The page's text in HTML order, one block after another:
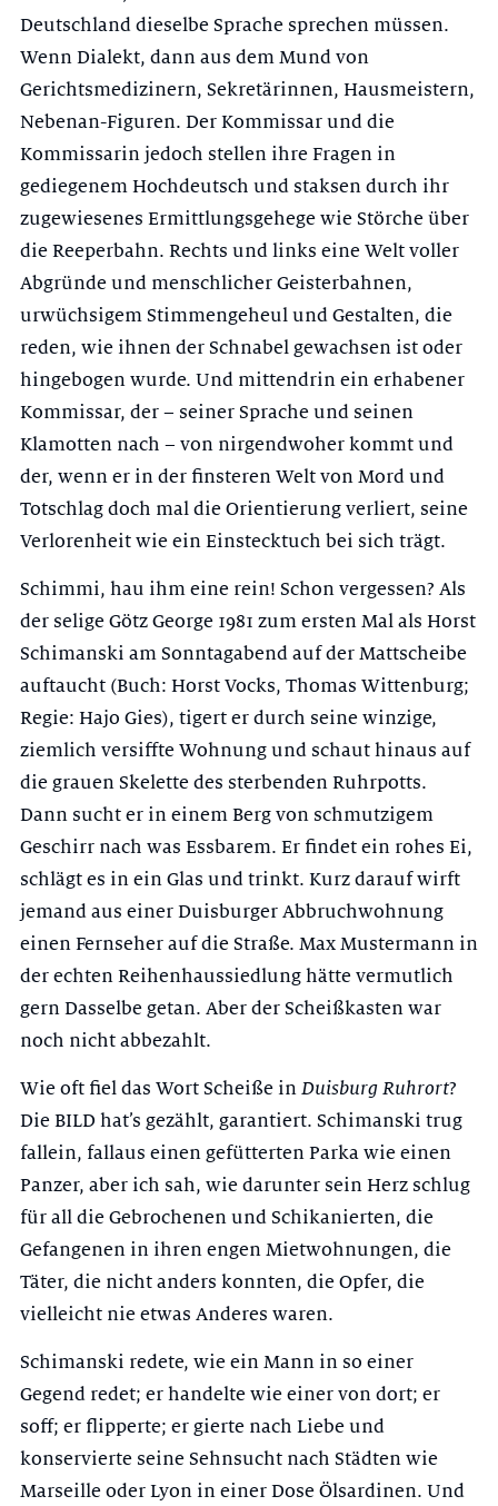
Deutschland dieselbe Sprache sprechen müssen.
Wenn Dialekt, dann aus dem Mund von
Gerichtsmedizinern, Sekretärinnen, Hausmeistern,
Nebenan-Figuren. Der Kommissar und die
Kommissarin jedoch stellen ihre Fragen in
gediegenem Hochdeutsch und staksen durch ihr
zugewiesenes Ermittlungsgehege wie Störche über
die Reeperbahn. Rechts und links eine Welt voller
Abgründe und menschlicher Geisterbahnen,
urwüchsigem Stimmengeheul und Gestalten, die
reden, wie ihnen der Schnabel gewachsen ist oder
hingebogen wurde. Und mittendrin ein erhabener
Kommissar, der – seiner Sprache und seinen
Klamotten nach – von nirgendwoher kommt und
der, wenn er in der finsteren Welt von Mord und
Totschlag doch mal die Orientierung verliert, seine
Verlorenheit wie ein Einstecktuch bei sich trägt.
Schimmi, hau ihm eine rein! Schon vergessen? Als
der selige Götz George 1981 zum ersten Mal als Horst
Schimanski am Sonntagabend auf der Mattscheibe
auftaucht (Buch: Horst Vocks, Thomas Wittenburg;
Regie: Hajo Gies), tigert er durch seine winzige,
ziemlich versiffte Wohnung und schaut hinaus auf
die grauen Skelette des sterbenden Ruhrpotts.
Dann sucht er in einem Berg von schmutzigem
Geschirr nach was Essbarem. Er findet ein rohes Ei,
schlägt es in ein Glas und trinkt. Kurz darauf wirft
jemand aus einer Duisburger Abbruchwohnung
einen Fernseher auf die Straße. Max Mustermann in
der echten Reihenhaussiedlung hätte vermutlich
gern Dasselbe getan. Aber der Scheißkasten war
noch nicht abbezahlt.
Wie oft fiel das Wort Scheiße inDuisburg Ruhrort?
Die BILD hat’s gezählt, garantiert. Schimanski trug
fallein, fallaus einen gefütterten Parka wie einen
Panzer, aber ich sah, wie darunter sein Herz schlug
für all die Gebrochenen und Schikanierten, die
Gefangenen in ihren engen Mietwohnungen, die
Täter, die nicht anders konnten, die Opfer, die
vielleicht nie etwas Anderes waren.
Schimanski redete, wie ein Mann in so einer
Gegend redet; er handelte wie einer von dort; er
soff; er flipperte; er gierte nach Liebe und
konservierte seine Sehnsucht nach Städten wie
Marseille oder Lyon in einer Dose Ölsardinen. Und